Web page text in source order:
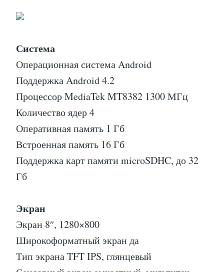
Система
Операционная система Android
Поддержка Android 4.2
Процессор MediaTek MT8382 1300 МГц
Количество ядер 4
Оперативная память 1 Гб
Встроенная память 16 Гб
Поддержка карт памяти microSDHC, до 32
Гб
Экран
Экран 8″, 1280×800
Широкоформатный экран да
Тип экрана TFT IPS, глянцевый